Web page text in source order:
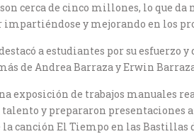
cerca de cinco millones, lo que da
y mejorando en los
a estudiantes por su
de Andrea Barraza y Erwin
exposición de trabajos manuales
y prepararon presentaciones
canción El Tiempo en las